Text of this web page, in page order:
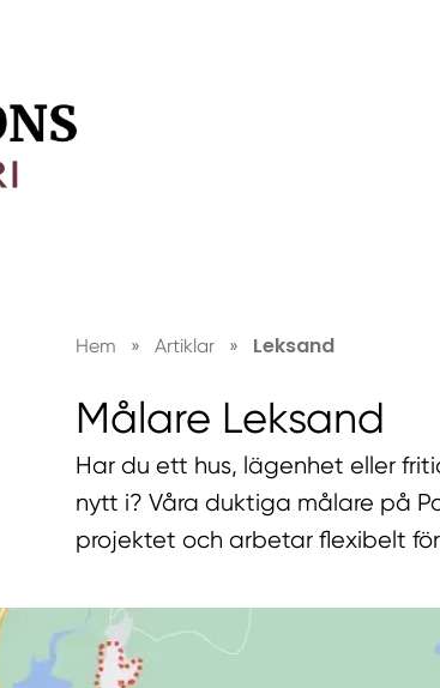
Hem » Artiklar » Leksand
Målare Leksand
Har du ett hus, lägenhet eller
nytt i? Våra duktiga målare på
projektet och arbetar flexibelt